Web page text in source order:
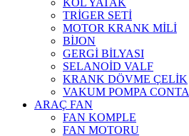
TRİGER SETİ
MOTOR KRANK MİLİ
BİJON
GERGİ BİLYASI
SELANOİD VALF
KRANK DÖVME ÇELİK
VAKUM POMPA CONTA
ARAÇ FAN
FAN KOMPLE
FAN MOTORU